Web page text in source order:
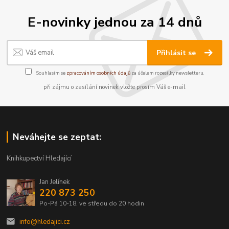
E-novinky jednou za 14 dnů
Přihlásit se
Souhlasím se zpracováním osobních údajůza účelem rozesílky newsletteru.
při zájmu o zasílání novinek vložte prosím Váš e-mail
Neváhejte se zeptat:
Knihkupectví Hledající
Jan Jelínek
220 873 250
Po-Pá 10-18, ve středu do 20 hodin
info@hledajici.cz